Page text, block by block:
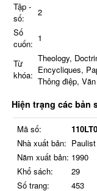
Tập -
số:
2
Số
cuốn:
1
Từ
khóa:
Theology,
Encycliques,
Thông điệp,
Hiện trạng các bản
Mã số:
Nhà xuất bản:
Năm xuất bản: 1990
Khổ sách:
29
Số trang:
453